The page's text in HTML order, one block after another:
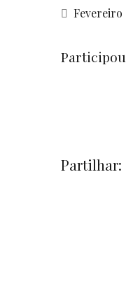
Fevereiro
Partilhar: